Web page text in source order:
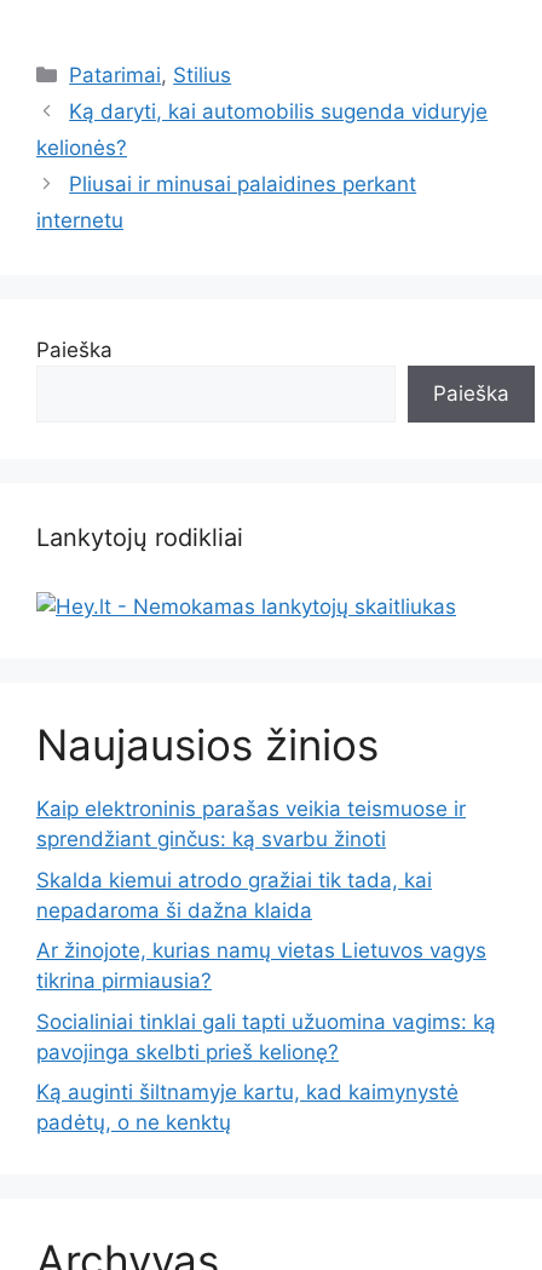
Kategorijos
Patarimai, Stilius
Ką daryti, kai automobilis sugenda viduryje
kelionės?
Pliusai ir minusai palaidines perkant
internetu
Paieška
Paieška
Lankytojų rodikliai
Naujausios žinios
Kaip elektroninis parašas veikia teismuose ir
sprendžiant ginčus: ką svarbu žinoti
Skalda kiemui atrodo gražiai tik tada, kai
nepadaroma ši dažna klaida
Ar žinojote, kurias namų vietas Lietuvos vagys
tikrina pirmiausia?
Socialiniai tinklai gali tapti užuomina vagims: ką
pavojinga skelbti prieš kelionę?
Ką auginti šiltnamyje kartu, kad kaimynystė
padėtų, o ne kenktų